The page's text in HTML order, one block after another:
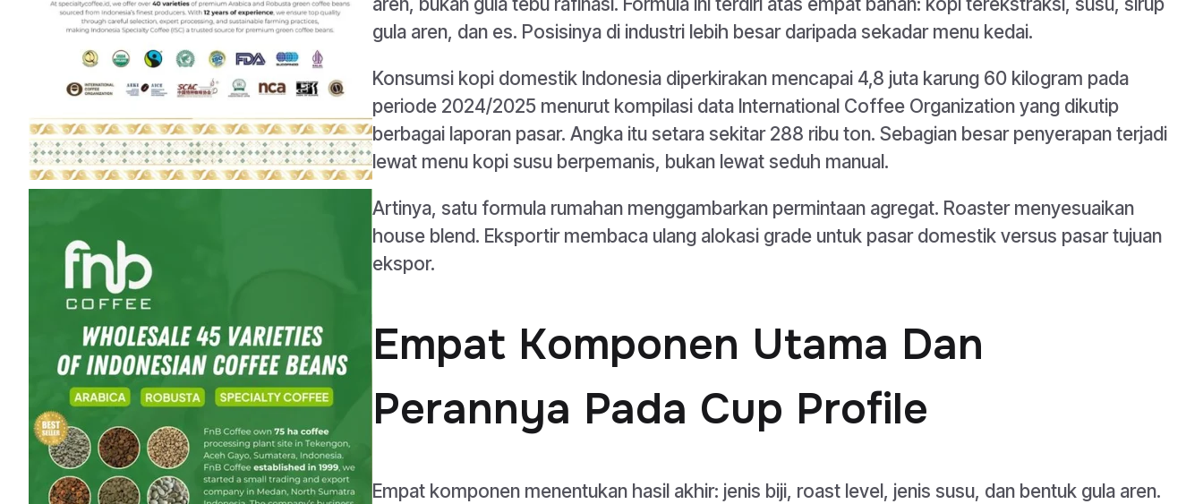
gula aren, dan es. Posisinya di industri lebih besar daripada sekadar menu kedai.
Konsumsi kopi domestik Indonesia diperkirakan mencapai 4,8 juta karung 60 kilogram pada
periode 2024/2025 menurut kompilasi data International Coffee Organization yang dikutip
berbagai laporan pasar. Angka itu setara sekitar 288 ribu ton. Sebagian besar penyerapan terjadi
lewat menu kopi susu berpemanis, bukan lewat seduh manual.
Artinya, satu formula rumahan menggambarkan permintaan agregat. Roaster menyesuaikan
house blend. Eksportir membaca ulang alokasi grade untuk pasar domestik versus pasar tujuan
ekspor.
Empat Komponen Utama Dan
Perannya Pada Cup Profile
Empat komponen menentukan hasil akhir: jenis biji, roast level, jenis susu, dan bentuk gula aren.